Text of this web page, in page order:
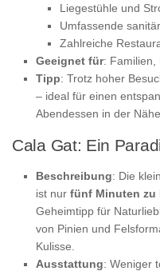
Liegestühle und
Umfassende
Zahlreiche
Geeignet für: Familien,
Tipp: Trotz hoher
– ideal für einen
Abendessen in der Nähe.
Cala Gat: Ein
Beschreibung: Die
ist nur fünf Minuten zu
Geheimtipp für
von Pinien und
Kulisse.
Ausstattung: Weniger